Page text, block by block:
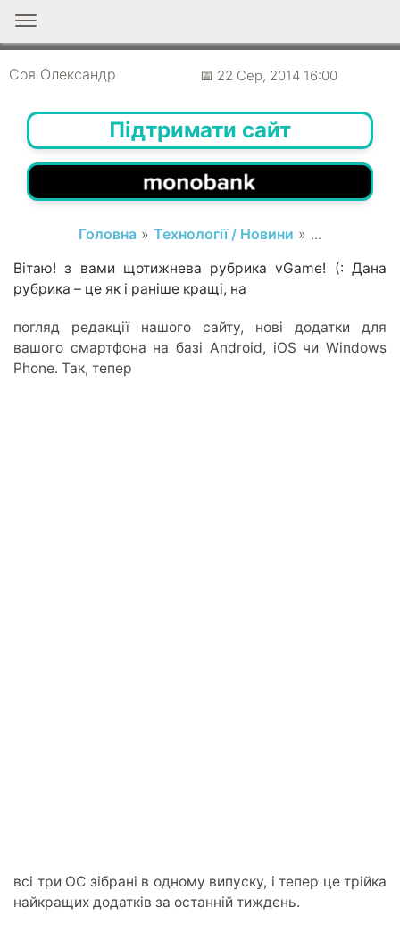
Соя Олександр 📅 22 Сер, 2014 16:00
Підтримати сайт
Головна » Технології / Новини » ...
Вітаю! з вами щотижнева рубрика vGame! (: Дана
рубрика – це як і раніше кращі, на
погляд редакції нашого сайту, нові додатки для
вашого смартфона на базі Android, iOS чи Windows
Phone. Так, тепер
всі три ОС зібрані в одному випуску, і тепер це трійка
найкращих додатків за останній тиждень.